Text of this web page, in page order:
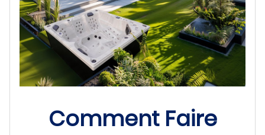
Comment Faire